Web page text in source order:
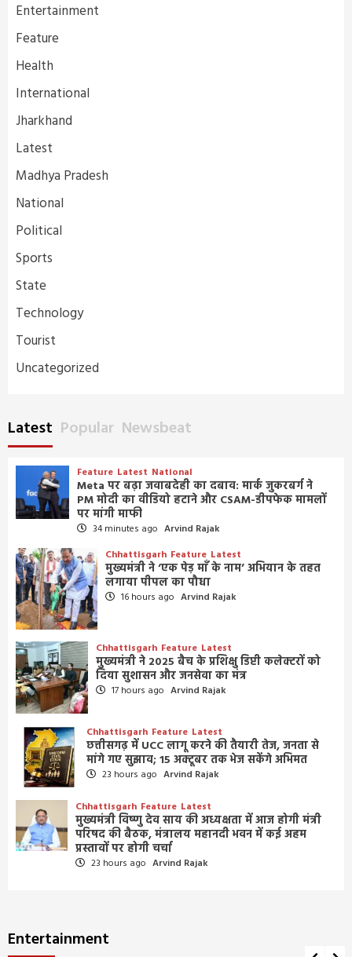
Entertainment
Feature
Health
International
Jharkhand
Latest
Madhya Pradesh
National
Political
Sports
State
Technology
Tourist
Uncategorized
Latest Popular Newsbeat
Feature Latest National
Meta पर बढ़ा जवाबदेही का दबाव: मार्क जुकरबर्ग ने
PM मोदी का वीडियो हटाने और CSAM-डीपफेक मामलों
पर मांगी माफी
34 minutes ago Arvind Rajak
Chhattisgarh Feature Latest
मुख्यमंत्री ने ‘एक पेड़ माँ के नाम’ अभियान के तहत
लगाया पीपल का पौधा
16 hours ago Arvind Rajak
Chhattisgarh Feature Latest
मुख्यमंत्री ने 2025 बैच के प्रशिक्षु डिप्टी कलेक्टरों को
दिया सुशासन और जनसेवा का मंत्र
17 hours ago Arvind Rajak
Chhattisgarh Feature Latest
छत्तीसगढ़ में UCC लागू करने की तैयारी तेज, जनता से
मांगे गए सुझाव; 15 अक्टूबर तक भेज सकेंगे अभिमत
23 hours ago Arvind Rajak
Chhattisgarh Feature Latest
मुख्यमंत्री विष्णु देव साय की अध्यक्षता में आज होगी मंत्री
परिषद की बैठक, मंत्रालय महानदी भवन में कई अहम
प्रस्तावों पर होगी चर्चा
23 hours ago Arvind Rajak
Entertainment